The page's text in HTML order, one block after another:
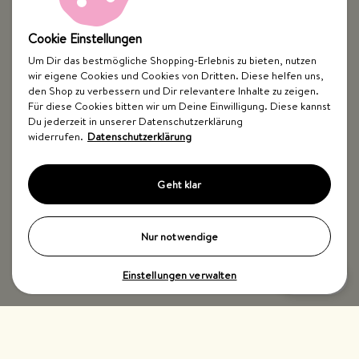
Top Kategorien
Just Spices
Impressum WiderrufsbelehrungDatenschutzBarrierefreiheit
Cookie Einstellungen
Um Dir das bestmögliche Shopping-Erlebnis zu bieten, nutzen
wir eigene Cookies und Cookies von Dritten. Diese helfen uns,
den Shop zu verbessern und Dir relevantere Inhalte zu zeigen.
Für diese Cookies bitten wir um Deine Einwilligung. Diese kannst
Du jederzeit in unserer Datenschutzerklärung
widerrufen. Datenschutzerklärung
Geht klar
Nur notwendige
Einstellungen verwalten